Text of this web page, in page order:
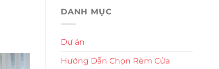
DANH MỤC
Dự án
Hướng Dẫn Chọn Rèm Cửa